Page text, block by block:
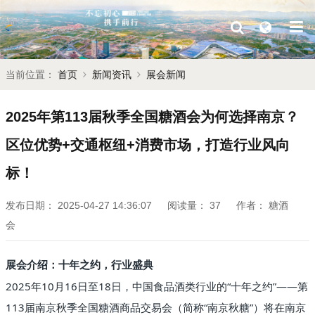
当前位置： 首页 新闻资讯 展会新闻
2025年第113届秋季全国糖酒会为何选择南京？
区位优势+交通枢纽+消费市场，打造行业风向
标！
发布日期： 2025-04-27 14:36:07 阅读量： 37 作者：
糖酒
会
展会介绍：十年之约，行业盛典
2025年10月16日至18日，中国食品酒类行业的“十年之约”——第
113届南京秋季全国糖酒商品交易会（简称“南京秋糖”）将在南京